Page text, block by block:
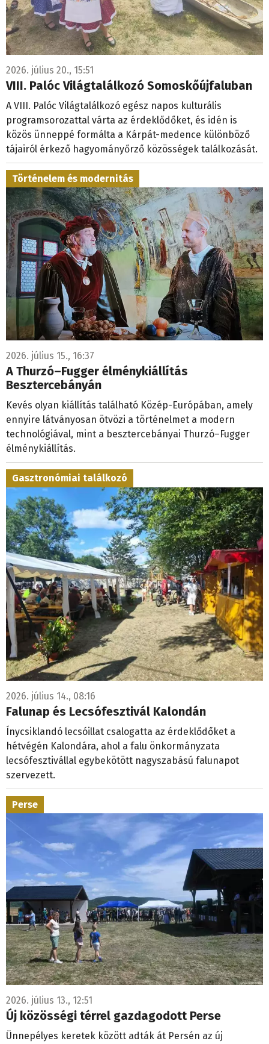
2026. július 20., 15:51
VIII. Palóc Világtalálkozó Somoskőújfaluban
A VIII. Palóc Világtalálkozó egész napos kulturális
programsorozattal várta az érdeklődőket, és idén is
közös ünneppé formálta a Kárpát-medence különböző
tájairól érkező hagyományőrző közösségek találkozását.
Történelem és modernitás
2026. július 15., 16:37
A Thurzó–Fugger élménykiállítás
Besztercebányán
Kevés olyan kiállítás található Közép-Európában, amely
ennyire látványosan ötvözi a történelmet a modern
technológiával, mint a besztercebányai Thurzó–Fugger
élménykiállítás.
Gasztronómiai találkozó
2026. július 14., 08:16
Falunap és Lecsófesztivál Kalondán
Ínycsiklandó lecsóillat csalogatta az érdeklődőket a
hétvégén Kalondára, ahol a falu önkormányzata
lecsófesztivállal egybekötött nagyszabású falunapot
szervezett.
Perse
2026. július 13., 12:51
Új közösségi térrel gazdagodott Perse
Ünnepélyes keretek között adták át Persén az új